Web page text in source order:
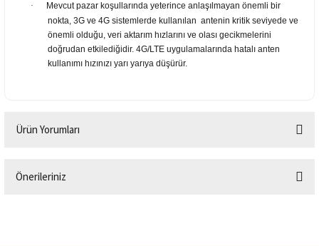
·
Mevcut pazar koşullarında yeterince anlaşılmayan önemli bir
nokta, 3G ve 4G sistemlerde kullanılan antenin kritik seviyede ve
önemli olduğu, veri aktarım hızlarını ve olası gecikmelerini
doğrudan etkilediğidir. 4G/LTE uygulamalarında hatalı anten
kullanımı hızınızı yarı yarıya düşürür.
Ürün Yorumları
Önerileriniz